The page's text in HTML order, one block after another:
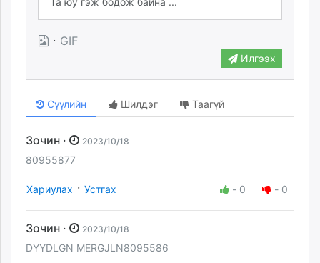
· GIF
Илгээх
Сүүлийн Шилдэг Таагүй
Зочин · 2023/10/18
80955877
Хариулах · Устгах - 0 - 0
Зочин · 2023/10/18
DYYDLGN MERGJLN8095586